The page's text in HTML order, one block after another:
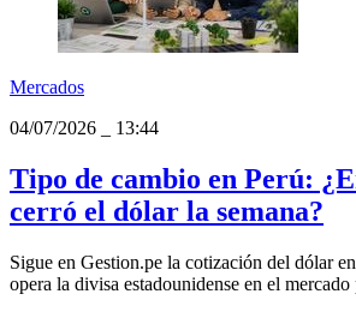
Mercados
04/07/2026
13:44
Tipo de cambio en Perú:
cerró el dólar la semana?
Sigue en Gestion.pe la cotización del dólar
opera la divisa estadounidense en el mercado